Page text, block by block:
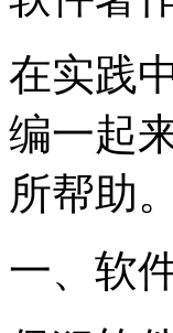
在实践
编一起
所帮助。
一、软